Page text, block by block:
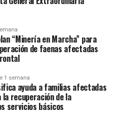
“Minería en Marcha” para
de faenas afectadas
1 semana
ayuda a familias afectadas
recuperación de la
servicios básicos